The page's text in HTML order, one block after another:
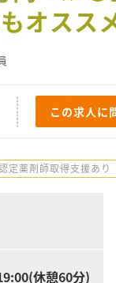
オスス
この求人に
定薬剤師取得支援あり
休憩60分)